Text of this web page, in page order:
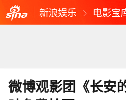
新浪娱乐 电影宝
微博观影团《长安